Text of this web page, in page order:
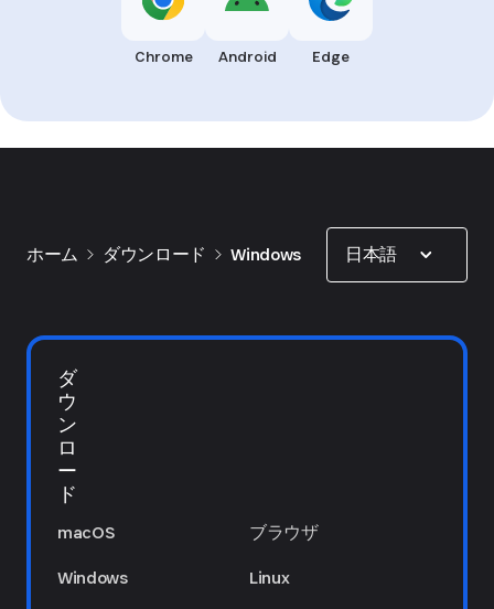
Chrome Android Edge
ホーム ダウンロード Windows 日本語
Show options
ダ
ウ
ン
ロ
ー
ド
macOS
Windows
ブラウザ
Linux